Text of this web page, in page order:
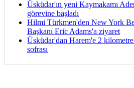
Üsküdar'ın yeni Kaymakamı
görevine başladı
Hilmi Türkmen'den New York
Başkanı Eric Adams'a ziyaret
Üsküdar'dan Harem'e 2
sofrası